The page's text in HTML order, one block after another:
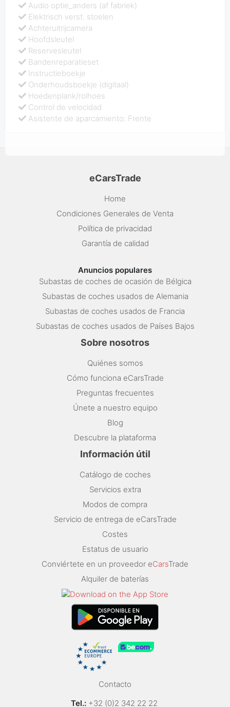
Audio optie_anders (af fabriek)
Elektrisch verst. stoelen
Achteruitrijcamera
Hoofdsleutel
Reservesleutel
Bandenreparatieset
Instructieboekje
Onderhoudsboekje (digitaal)
Hoedenplank/rolhoes
Control de velocidad
Asistente de aparcamiento: Frente
eCarsTrade
Home
Condiciones Generales de Venta
Política de privacidad
Garantía de calidad
Anuncios populares
Subastas de coches de ocasión de Bélgica
Subastas de coches usados de Alemania
Subastas de coches usados de Francia
Subastas de coches usados de Países Bajos
Sobre nosotros
Quiénes somos
Cómo funciona eCarsTrade
Preguntas frecuentes
Únete a nuestro equipo
Blog
Descubre la plataforma
Información útil
Catálogo de coches
Servicios extra
Modos de compra
Servicio de entrega de eCarsTrade
Costes
Estatus de usuario
Conviértete en un proveedor eCarsTrade
Alquiler de baterías
Contacto
Tel.: +32 (0)2 342 22 22